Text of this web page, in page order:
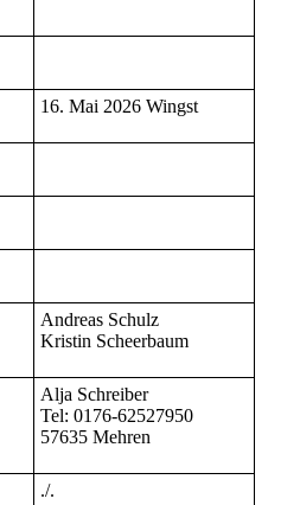
16. Mai 2026 Wingst
Andreas Schulz
Kristin Scheerbaum
Alja Schreiber
Tel: 0176-62527950
57635 Mehren
./.